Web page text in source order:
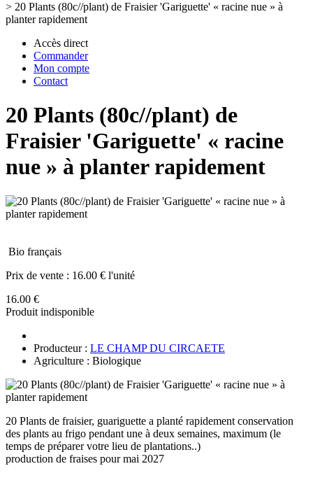
> 20 Plants (80c//plant) de Fraisier 'Gariguette' « racine nue » à
planter rapidement
Accès direct
Commander
Mon compte
Contact
20 Plants (80c//plant) de
Fraisier 'Gariguette' « racine
nue » à planter rapidement
Bio français
Prix de vente : 16.00 € l'unité
16.00 €
Produit indisponible
Producteur : LE CHAMP DU CIRCAETE
Agriculture : Biologique
20 Plants de fraisier, guariguette a planté rapidement conservation
des plants au frigo pendant une à deux semaines, maximum (le
temps de préparer votre lieu de plantations..)
production de fraises pour mai 2027